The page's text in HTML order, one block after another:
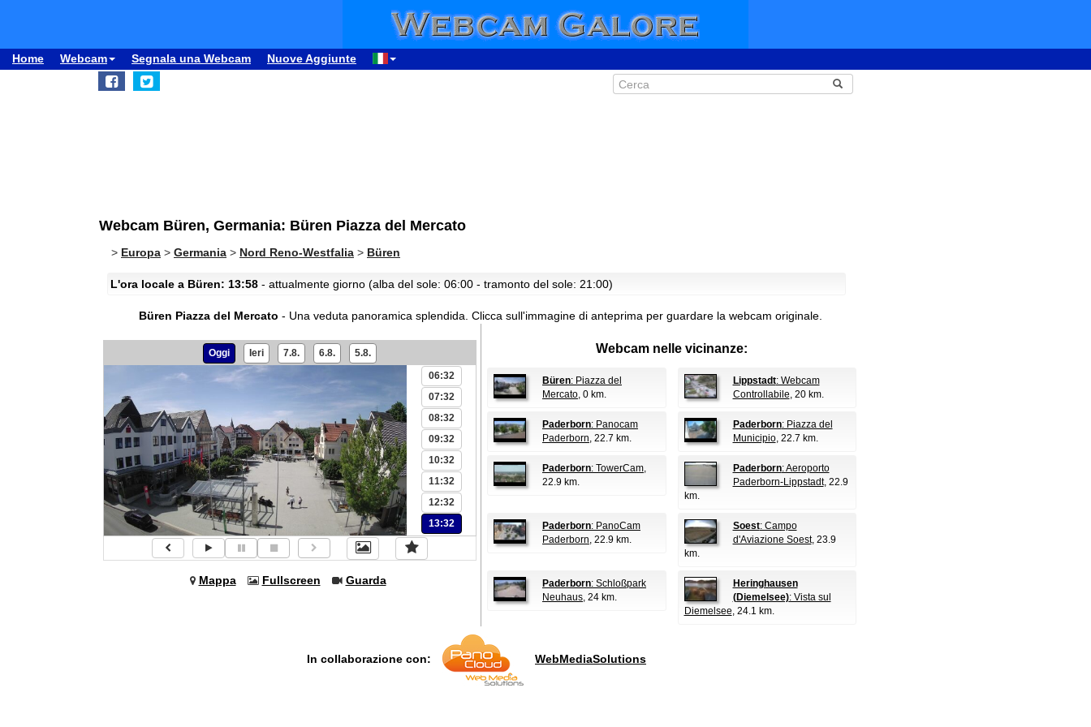
Home Webcam Segnala una Webcam Nuove Aggiunte
Webcam Büren, Germania: Büren Piazza del Mercato
> Europa > Germania > Nord Reno-Westfalia > Büren
L'ora locale a Büren: 13:58 - attualmente giorno (alba del sole: 06:00 - tramonto del sole: 21:00)
Büren Piazza del Mercato - Una veduta panoramica splendida. Clicca sull'immagine di anteprima per guardare la webcam originale.
Oggi Ieri 7.8. 6.8. 5.8.
06:32
07:32
08:32
09:32
10:32
11:32
12:32
13:32
Mappa Fullscreen Guarda
Webcam nelle vicinanze:
Büren: Piazza del
Mercato, 0 km.
Lippstadt: Webcam
Controllabile, 20 km.
Paderborn: Panocam
Paderborn, 22.7 km.
Paderborn: Piazza del
Municipio, 22.7 km.
Paderborn: TowerCam,
22.9 km.
Paderborn: Aeroporto
Paderborn-Lippstadt, 22.9
km.
Paderborn: PanoCam
Paderborn, 22.9 km.
Soest: Campo
d'Aviazione Soest, 23.9
km.
Paderborn: Schloßpark
Neuhaus, 24 km.
Heringhausen
(Diemelsee): Vista sul
Diemelsee, 24.1 km.
In collaborazione con: WebMediaSolutions